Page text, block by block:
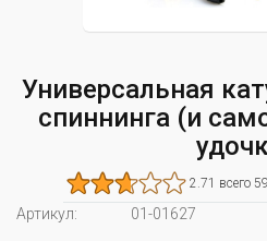
Универсальная
спиннинга (и
2.71 всего 59
Артикул:
01-01627